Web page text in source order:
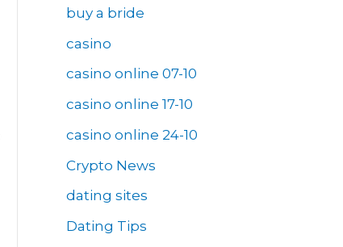
buy a bride
casino
casino online 07-10
casino online 17-10
casino online 24-10
Crypto News
dating sites
Dating Tips